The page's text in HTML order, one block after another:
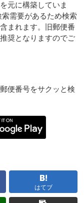
元に構築していま
需要があるため検索
まれます。旧郵便番
奨となりますのでご
便番号をサクッと検
はてブ